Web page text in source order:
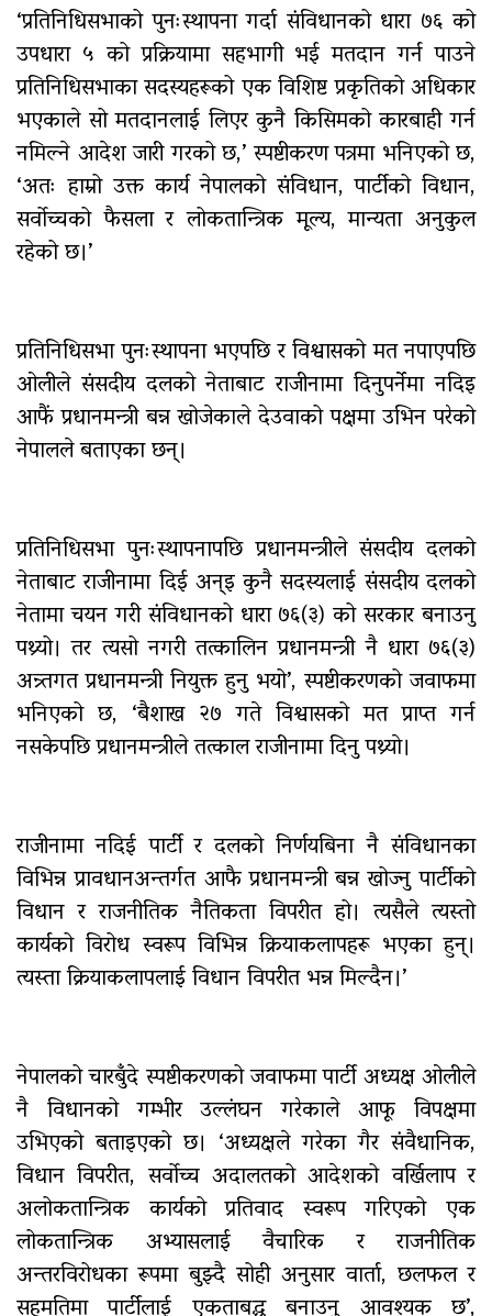
गर्भवतीको हेलिकप्टरबाट उद्धार
आर्थिक गणनाकाे लागि खटिए गणक
आजदेखि देशभर आर्थिक गणना सुरु हुँदै
सामुदायिक विद्यालयलाई
फुटबल हस्तान्तरण
‘प्रतिनिधिसभाको पुनःस्थापना गर्दा संविधानको धारा ७६ को
उपधारा ५ को प्रक्रियामा सहभागी भई मतदान गर्न पाउने
प्रतिनिधिसभाका सदस्यहरूको एक विशिष्ट प्रकृतिको अधिकार
भएकाले सो मतदानलाई लिएर कुनै किसिमको कारबाही गर्न
नमिल्ने आदेश जारी गरको छ,’ स्पष्टीकरण पत्रमा भनिएको छ,
‘अतः हाम्रो उक्त कार्य नेपालको संविधान, पार्टीको विधान,
सर्वोच्चको फैसला र लोकतान्त्रिक मूल्य, मान्यता अनुकुल
रहेको छ।’
प्रतिनिधिसभा पुनःस्थापना भएपछि र विश्वासको मत नपाएपछि
ओलीले संसदीय दलको नेताबाट राजीनामा दिनुपर्नेमा नदिइ
आफैं प्रधानमन्त्री बन्न खोजेकाले देउवाको पक्षमा उभिन परेको
नेपालले बताएका छन्।
प्रतिनिधिसभा पुनःस्थापनापछि प्रधानमन्त्रीले संसदीय दलको
नेताबाट राजीनामा दिई अन्इ कुनै सदस्यलाई संसदीय दलको
नेतामा चयन गरी संविधानको धारा ७६(३) को सरकार बनाउनु
पथ्र्यो। तर त्यसो नगरी तत्कालिन प्रधानमन्त्री नै धारा ७६(३)
अन्र्तगत प्रधानमन्त्री नियुक्त हुनु भयो’, स्पष्टीकरणको जवाफमा
भनिएको छ, ‘बैशाख २७ गते विश्वासको मत प्राप्त गर्न
नसकेपछि प्रधानमन्त्रीले तत्काल राजीनामा दिनु पथ्र्याे।
राजीनामा नदिई पार्टी र दलको निर्णयबिना नै संविधानका
विभिन्न प्रावधानअन्तर्गत आफै प्रधानमन्त्री बन्न खोज्नु पार्टीको
विधान र राजनीतिक नैतिकता विपरीत हो। त्यसैले त्यस्तो
कार्यको विरोध स्वरूप विभिन्न क्रियाकलापहरू भएका हुन्।
त्यस्ता क्रियाकलापलाई विधान विपरीत भन्न मिल्दैन।’
नेपालको चारबुँदे स्पष्टीकरणको जवाफमा पार्टी अध्यक्ष ओलीले
नै विधानको गम्भीर उल्लंघन गरेकाले आफू विपक्षमा
उभिएको बताइएको छ। ‘अध्यक्षले गरेका गैर संवैधानिक,
विधान विपरीत, सर्वोच्च अदालतको आदेशको वर्खिलाप र
अलोकतान्त्रिक कार्यको प्रतिवाद स्वरूप गरिएको एक
लोकतान्त्रिक अभ्यासलाई वैचारिक र राजनीतिक
अन्तरविरोधका रूपमा बुझ्दै सोही अनुसार वार्ता, छलफल र